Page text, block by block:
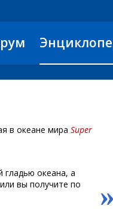
в океане мира Super
гладью океана, а
вы получите по
»